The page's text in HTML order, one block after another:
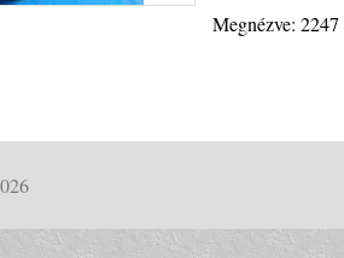
Megnézve: